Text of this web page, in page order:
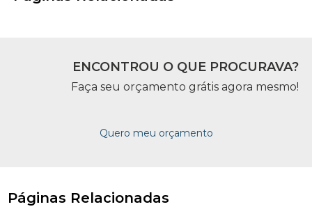
ENCONTROU O QUE PROCURAVA?
Faça seu orçamento grátis agora mesmo!
Quero meu orçamento
Páginas Relacionadas